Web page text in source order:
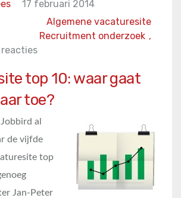
17 februari 2014
Algemene vacaturesite
Recruitment onderzoek ,
top 10: waar gaat
toe?
al
de vijfde
top
Jan-Peter